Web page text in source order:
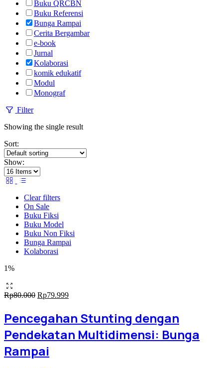
Buku QRCBN
Buku Referensi
Bunga Rampai
Cerita Bergambar
e-book
Jurnal
Kolaborasi
komik edukatif
Modul
Monograf
Filter
Showing the single result
Sort:
Show:
Clear filters
On Sale
Buku Fiksi
Buku Model
Buku Non Fiksi
Bunga Rampai
Kolaborasi
1%
Rp80.000 Original
Rp80.000.
Rp79.999Current
Rp79.999.
Pencegahan Stunting dengan
Pendekatan Multidimensi: Bunga
Rampai